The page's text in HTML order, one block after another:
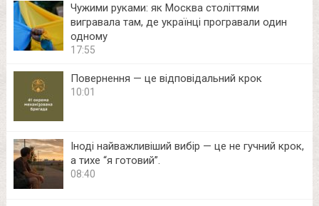
Чужими руками: як Москва століттями
вигравала там, де українці програвали один
одному
17:55
Повернення — це відповідальний крок
10:01
Іноді найважливіший вибір — це не гучний крок,
а тихе “я готовий”.
08:40